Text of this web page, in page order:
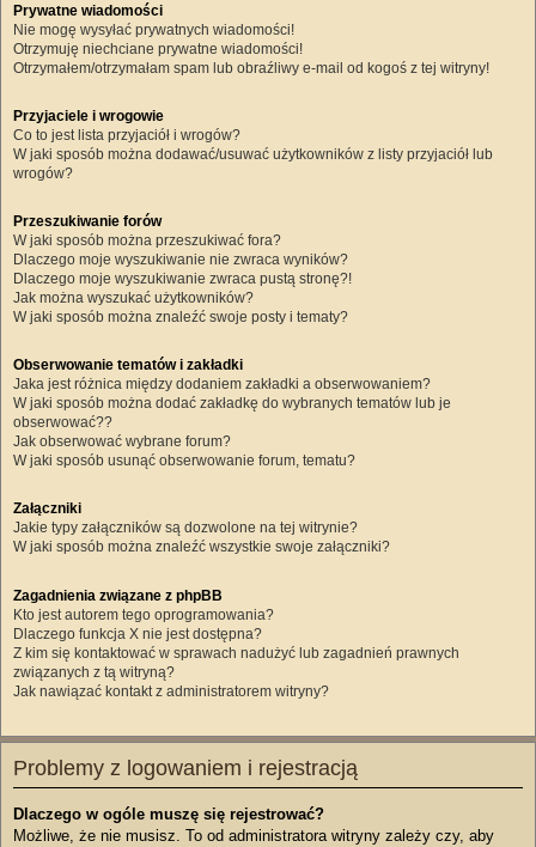
Prywatne wiadomości
Nie mogę wysyłać prywatnych wiadomości!
Otrzymuję niechciane prywatne wiadomości!
Otrzymałem/otrzymałam spam lub obraźliwy e-mail od kogoś z tej witryny!
Przyjaciele i wrogowie
Co to jest lista przyjaciół i wrogów?
W jaki sposób można dodawać/usuwać użytkowników z listy przyjaciół lub
wrogów?
Przeszukiwanie forów
W jaki sposób można przeszukiwać fora?
Dlaczego moje wyszukiwanie nie zwraca wyników?
Dlaczego moje wyszukiwanie zwraca pustą stronę?!
Jak można wyszukać użytkowników?
W jaki sposób można znaleźć swoje posty i tematy?
Obserwowanie tematów i zakładki
Jaka jest różnica między dodaniem zakładki a obserwowaniem?
W jaki sposób można dodać zakładkę do wybranych tematów lub je
obserwować??
Jak obserwować wybrane forum?
W jaki sposób usunąć obserwowanie forum, tematu?
Załączniki
Jakie typy załączników są dozwolone na tej witrynie?
W jaki sposób można znaleźć wszystkie swoje załączniki?
Zagadnienia związane z phpBB
Kto jest autorem tego oprogramowania?
Dlaczego funkcja X nie jest dostępna?
Z kim się kontaktować w sprawach nadużyć lub zagadnień prawnych
związanych z tą witryną?
Jak nawiązać kontakt z administratorem witryny?
Problemy z logowaniem i rejestracją
Dlaczego w ogóle muszę się rejestrować?
Możliwe, że nie musisz. To od administratora witryny zależy czy, aby